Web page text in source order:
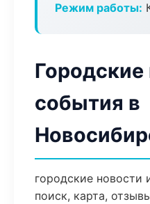
Режим работы:
Городские
события в
городские новости
поиск, карта,